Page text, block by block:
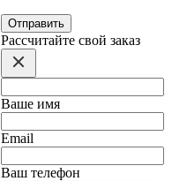
Отправить
Расcчитайте свой заказ
Ваше имя
Email
Ваш телефон